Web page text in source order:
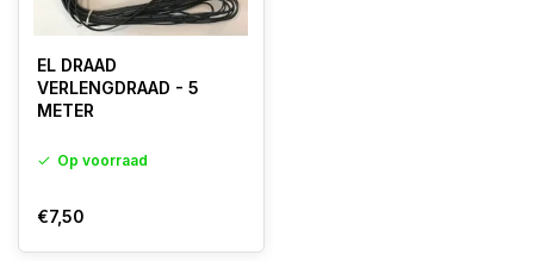
EL DRAAD
VERLENGDRAAD - 5
METER
Op voorraad
€7,50